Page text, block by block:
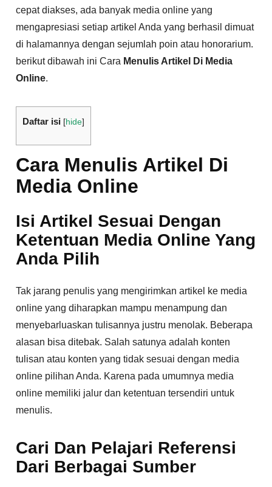
cepat diakses, ada banyak media online yang
mengapresiasi setiap artikel Anda yang berhasil dimuat
di halamannya dengan sejumlah poin atau honorarium.
berikut dibawah ini Cara Menulis Artikel Di Media
Online.
Daftar isi [hide]
Cara Menulis Artikel Di
Media Online
Isi Artikel Sesuai Dengan
Ketentuan Media Online Yang
Anda Pilih
Tak jarang penulis yang mengirimkan artikel ke media
online yang diharapkan mampu menampung dan
menyebarluaskan tulisannya justru menolak. Beberapa
alasan bisa ditebak. Salah satunya adalah konten
tulisan atau konten yang tidak sesuai dengan media
online pilihan Anda. Karena pada umumnya media
online memiliki jalur dan ketentuan tersendiri untuk
menulis.
Cari Dan Pelajari Referensi
Dari Berbagai Sumber